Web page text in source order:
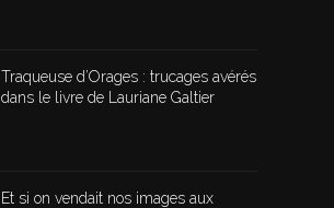
Traqueuse d’Orages : trucages avérés
dans le livre de Lauriane Galtier
Et si on vendait nos images aux